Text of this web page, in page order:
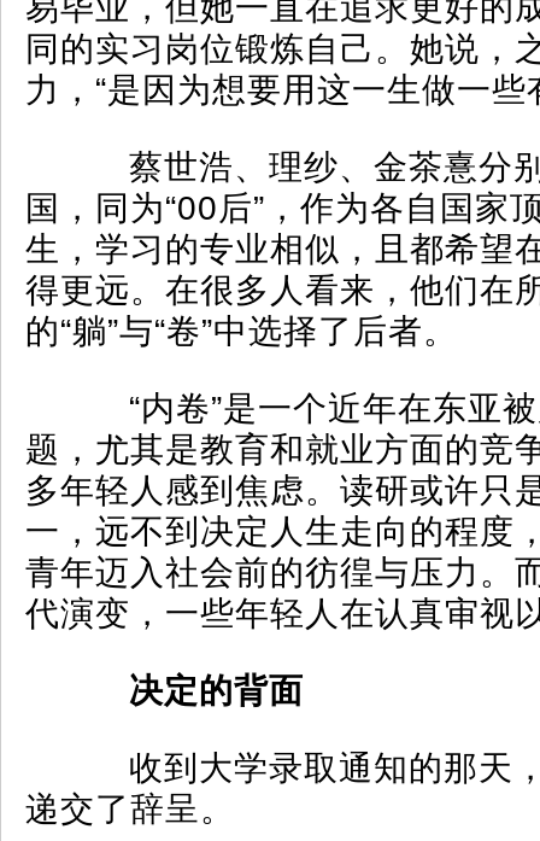
易毕业，但她一直在追求更好的
同的实习岗位锻炼自己。她说，
力，“是因为想要用这一生做一些
蔡世浩、理纱、金茶憙分
国，同为“00后”，作为各自国家
生，学习的专业相似，且都希望
得更远。在很多人看来，他们在
的“躺”与“卷”中选择了后者。
“内卷”是一个近年在东亚被
题，尤其是教育和就业方面的竞
多年轻人感到焦虑。读研或许只
一，远不到决定人生走向的程度
青年迈入社会前的彷徨与压力。
代演变，一些年轻人在认真审视
决定的背面
收到大学录取通知的那天
递交了辞呈。